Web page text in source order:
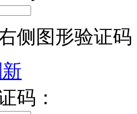
侧图形验证码
码：